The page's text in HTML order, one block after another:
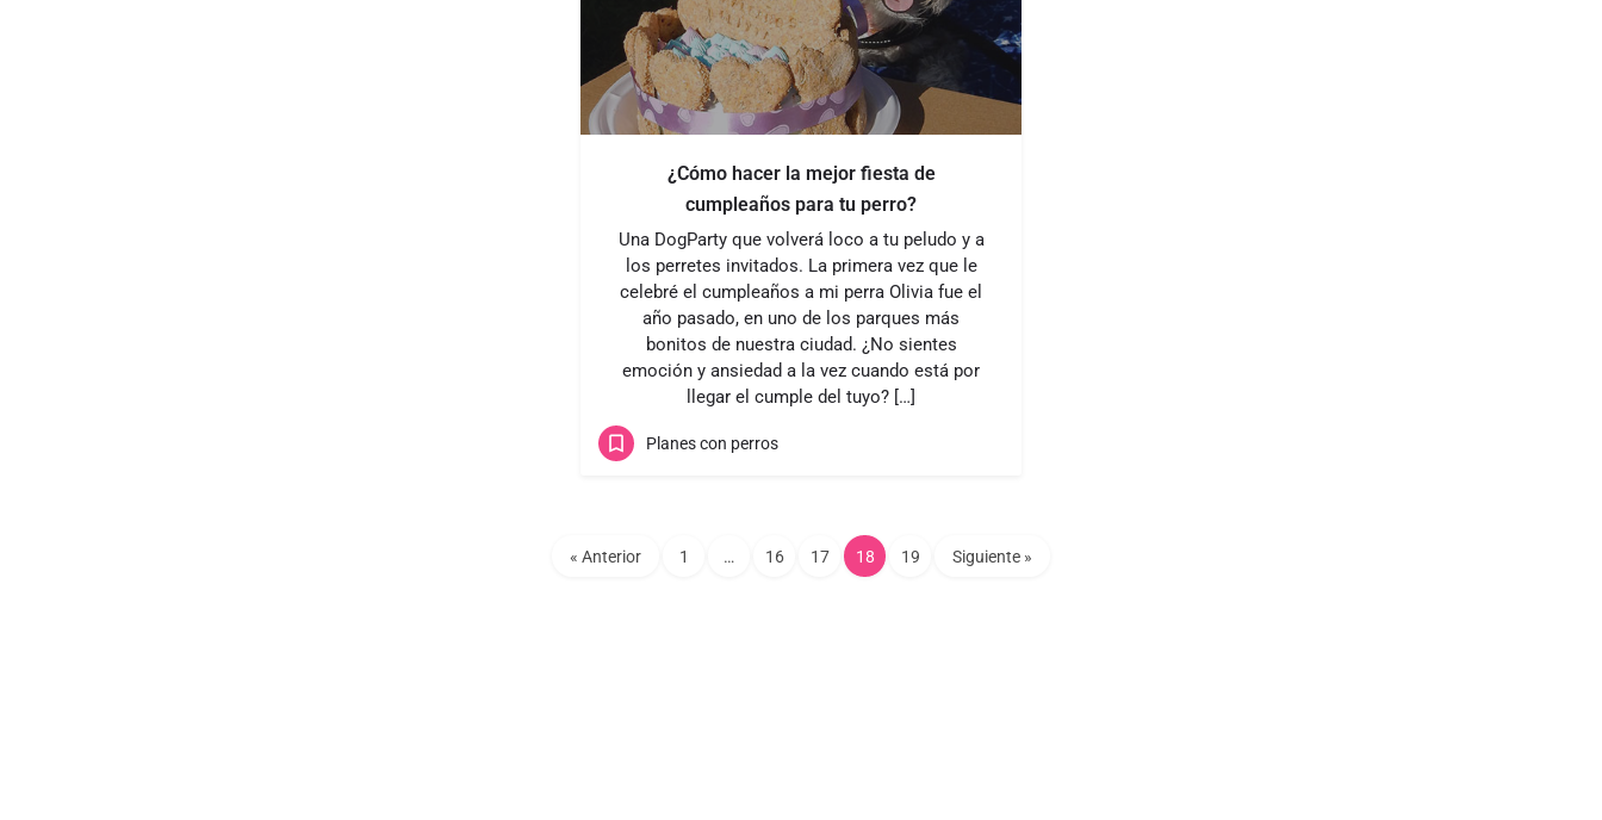
¿Cómo hacer la mejor fiesta de
cumpleaños para tu perro?
Una DogParty que volverá loco a tu peludo y a
los perretes invitados. La primera vez que le
celebré el cumpleaños a mi perra Olivia fue el
año pasado, en uno de los parques más
bonitos de nuestra ciudad. ¿No sientes
emoción y ansiedad a la vez cuando está por
llegar el cumple del tuyo? […]
Planes con perros
« Anterior 1 … 16 17 18 19 Siguiente »